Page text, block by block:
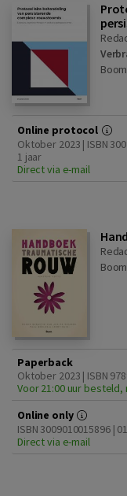
Boom
Online protocol
Oktober 2023 | ISBN
1 jaar
Direct via e-mail
Boom
Paperback
Oktober 2023 | ISBN
Voor 21:00 uur besteld,
Online only
ISBN 3009010015896 |
Direct via e-mail